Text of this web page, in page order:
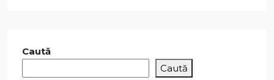
Caută
Caută